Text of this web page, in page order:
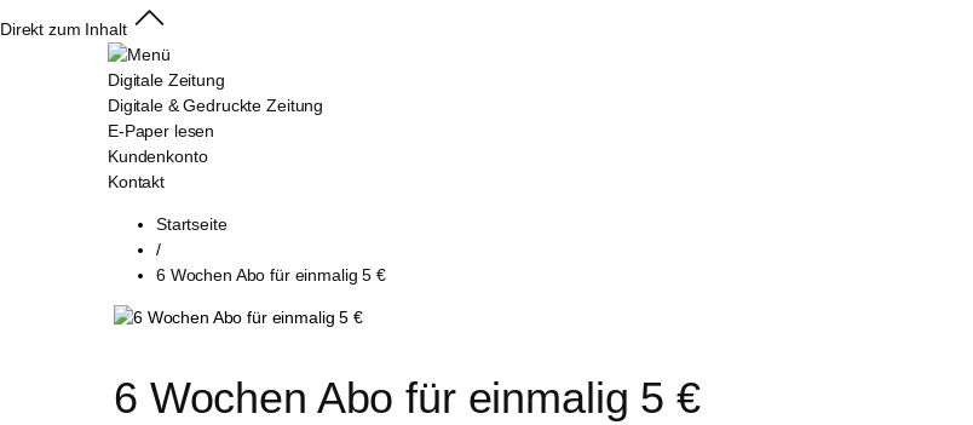
Direkt zum Inhalt
Digitale Zeitung
Digitale & Gedruckte Zeitung
E-Paper lesen
Kundenkonto
Kontakt
Startseite
/
6 Wochen Abo für einmalig 5 €
6 Wochen Abo für einmalig 5 €